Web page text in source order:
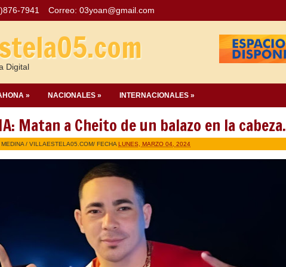
7941 Correo: 03yoan@gmail.com
Digital
» NACIONALES » INTERNACIONALES »
Matan a Cheito de un balazo en la cabeza.
/ VILLAESTELA05.COM/ FECHA LUNES, MARZO 04, 2024